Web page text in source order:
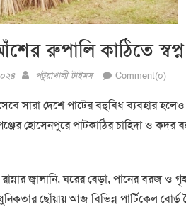
রুপালি কাঠিতে স্বপ্ন
Author
পটুয়াখালী টাইমস Comment(০)
সারা দেশে পাটের বহুবিধ ব্যবহার
হোসেনপুরে পাটকাঠির চাহিদা ও
জ্বালানি, ঘরের বেড়া, পানের বরজ ও
ছোঁয়ায় আজ বিভিন্ন পার্টিকেল বোর্ড